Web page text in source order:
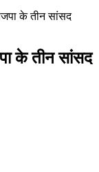
के तीन सांसद
के तीन सांसद